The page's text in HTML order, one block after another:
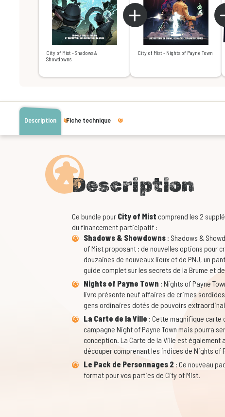
City of Mist - Shadows &
Showdowns
City of Mist - Nights of Payne Town
Description Fiche technique
Description
Ce bundle pour City of Mist comprend les 2
du financement participatif :
Shadows & Showdowns: Shadows &
of Mist proposant : de nouvelles options pour
douzaines de nouveaux lieux et de PNJ, un
guide complet sur les secrets de la Brume et
Nights of Payne Town : Nights of Payne
livre présente neuf affaires de crimes
gens ordinaires dotés de pouvoirs
La Carte de la Ville : Cette magnifique carte
campagne Night of Payne Town mais pourra
conception. La Carte de la Ville est
découper comprenant les indices de Nights of
Le Pack de Personnages 2 : Ce nouveau
format pour vos parties de City of Mist.